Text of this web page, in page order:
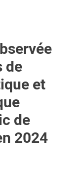
de
et
de
2024